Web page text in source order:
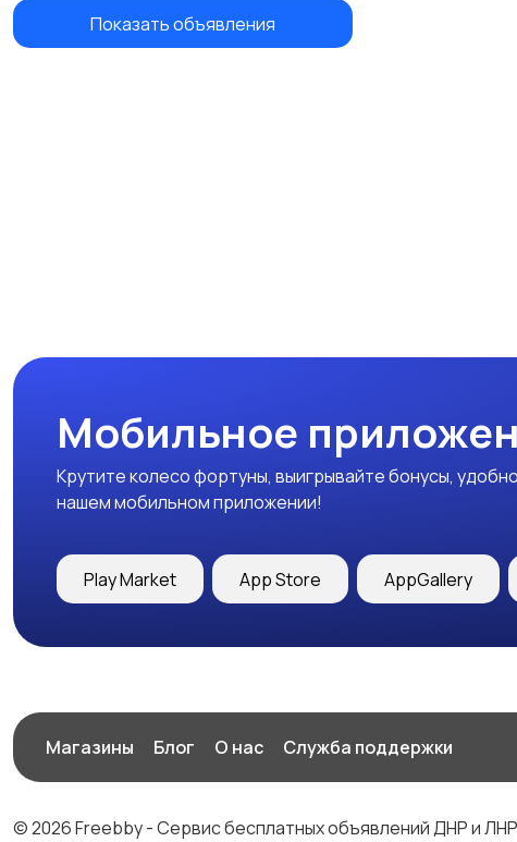
Показать объявления
Мобильное
Крутите колесо фортуны, выигрывайте бонусы,
нашем мобильном приложении!
Play Market App Store AppGallery
Магазины Блог О нас Служба поддержки
© 2026 Freebby - Сервис бесплатных объявлений ДНР и ЛНР